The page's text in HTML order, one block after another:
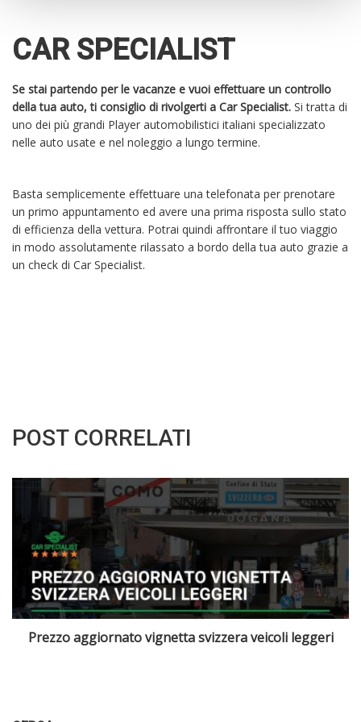
CAR SPECIALIST
Se stai partendo per le vacanze e vuoi effettuare un controllo
della tua auto, ti consiglio di rivolgerti a Car Specialist. Si tratta di
uno dei più grandi Player automobilistici italiani specializzato
nelle auto usate e nel noleggio a lungo termine.
Basta semplicemente effettuare una telefonata per prenotare
un primo appuntamento ed avere una prima risposta sullo stato
di efficienza della vettura. Potrai quindi affrontare il tuo viaggio
in modo assolutamente rilassato a bordo della tua auto grazie a
un check di Car Specialist.
POST CORRELATI
Neopatentati e le normative cambiate per il 2025: cosa